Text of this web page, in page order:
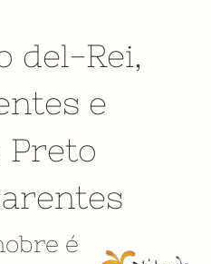
del-Rei,
e
Preto
é